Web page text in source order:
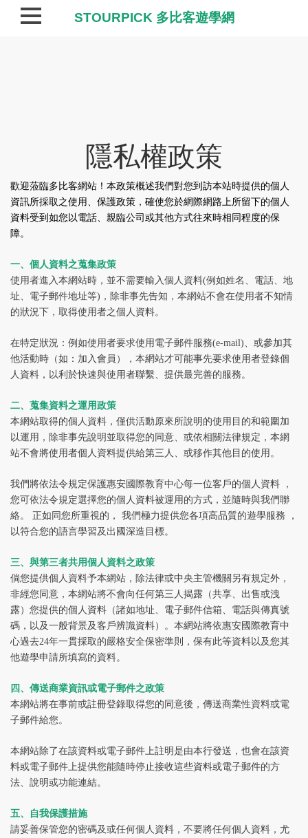
隱私權政策
歡迎蒞臨多比客網站！本政策概述我們對您到訪本站時提供的個人
資訊所採取之使用、保護政策，確使您於網際網路上所留下的個人
資料受到如您以電話、親臨公司或其他方式往來時相同程度的保
障。
一、個人資料之蒐集政策
使用者進入本網站時，並不需要輸入個人資料(例如姓名、電話、地
址、電子郵件地址等)，除非事先告知，本網站不會在使用者不知情
的狀況下，取得使用者之個人資料。
在特定狀況：例如使用者要求使用電子郵件服務(e-mail)、或參加其
他活動時（如：加入會員），本網站才可能事先要求使用者登錄個
人資料，以利於快速與使用者聯繫、提供最完善的服務。
二、蒐集資料之運用政策
本網站取得的個人資料，僅供活動原來所說明的使用目的和範圍加
以運用，除非事先說明並取得您的同意、或依相關法律規定，本網
站不會將使用者個人資料提供給第三人、或移作其他目的使用。
我們將依法令規定保護惠安國際教育中心每一位客戶的個人資料 ，
您可依法令規定選擇您的個人資料被運用的方式，並隨時與我們聯
絡。 正如同您所重視的， 我們極力提供您各項高品質的遊學服務 ，
以符合您的語言學習及出國深造目標。
三、與第三者共用個人資料之政策
倘您提供個人資料予本網站，除法律或中央主管機關另有規定外，
非經您同意，本網站將不會向任何第三人揭露（共享、出售或洩
露）您提供的個人資料（諸如地址、電子郵件信箱、電話與傳真號
碼，以及一般背景及客戶辨識資料）。本網站將依惠安國際教育中
心過去24年一貫採取的嚴格安全保密準則，保有此等資料以及您其
他遊學申請所填寫的資料。
四、傳送商業資訊或電子郵件之政策
本網站將在事前或註冊登錄取得您的同意後，傳送商業性資料或電
子郵件給您。
本網站除了在該資料或電子郵件上註明是由本行發送，也會在該資
料或電子郵件上提供您能隨時停止接收這些資料或電子郵件的方
法、說明或功能連結。
五、自我保護措施
請妥善保管您的密碼及或任何個人資料，不要將任何個人資料，尤
STOURPICK 多比客遊學網